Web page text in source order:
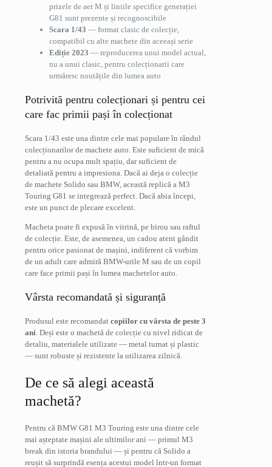
prizele de aer M și liniile specifice generației
G81 sunt prezente și recognoscibile
Scara 1/43 — format clasic de colecție,
compatibil cu alte machete din aceeași serie
Ediție 2023 — reproducerea unui model actual,
nu a unui clasic, pentru colecționarii care
urmăresc noutățile din lumea auto
Potrivită pentru colecționari și pentru cei
care fac primii pași în colecționat
Scara 1/43 este una dintre cele mai populare în rândul
colecționarilor de machete auto. Este suficient de mică
pentru a nu ocupa mult spațiu, dar suficient de
detaliată pentru a impresiona. Dacă ai deja o colecție
de machete Solido sau BMW, această replică a M3
Touring G81 se integrează perfect. Dacă abia începi,
este un punct de plecare excelent.
Macheta poate fi expusă în vitrină, pe birou sau raftul
de colecție. Este, de asemenea, un cadou atent gândit
pentru orice pasionat de mașini, indiferent că vorbim
de un adult care admiră BMW-urile M sau de un copil
care face primii pași în lumea machetelor auto.
Vârsta recomandată și siguranță
Produsul este recomandat copiilor cu vârsta de peste 3
ani . Deși este o machetă de colecție cu nivel ridicat de
detaliu, materialele utilizate — metal turnat și plastic
— sunt robuste și rezistente la utilizarea zilnică.
De ce să alegi această
machetă?
Pentru că BMW G81 M3 Touring este una dintre cele
mai așteptate mașini ale ultimilor ani — primul M3
break din istoria brandului — și pentru că Solido a
reușit să surprindă esența acestui model într-un format